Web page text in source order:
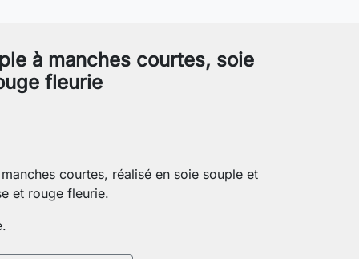
à manches courtes, soie
fleurie
courtes, réalisé en soie souple et
et rouge fleurie.